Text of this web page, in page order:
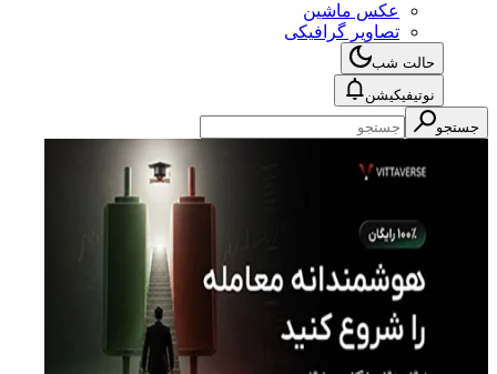
عکس ماشین
تصاویر گرافیکی
حالت شب
نوتیفیکیشن
جستجو